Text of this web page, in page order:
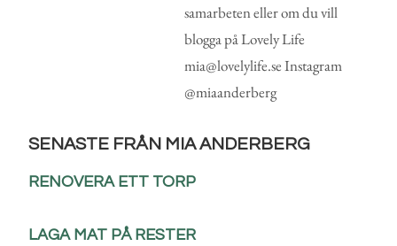
samarbeten eller om du vill
blogga på Lovely Life
mia@lovelylife.se Instagram
@miaanderberg
SENASTE FRÅN MIA ANDERBERG
RENOVERA ETT TORP
LAGA MAT PÅ RESTER